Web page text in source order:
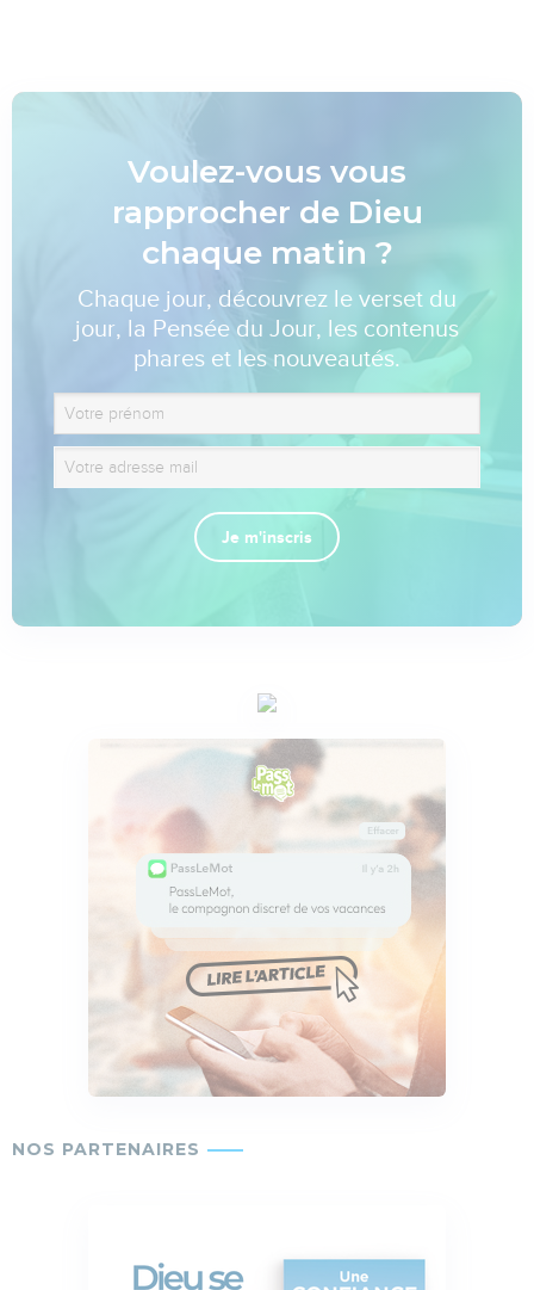
Voulez-vous vous
rapprocher de Dieu
chaque matin ?
Chaque jour, découvrez le verset du
jour, la Pensée du Jour, les contenus
phares et les nouveautés.
Je m'inscris